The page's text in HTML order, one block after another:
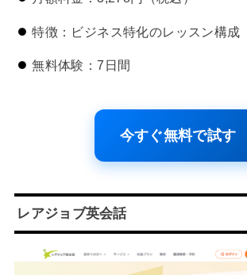
特徴：ビジネス特化のレッスン構成
無料体験：7日間
今すぐ無料で試す
レアジョブ英会話